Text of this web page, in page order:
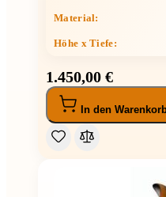
Material:
Höhe x Tiefe:
1.450,00 €
In den